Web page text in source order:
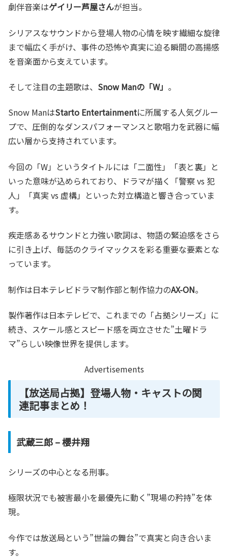
劇伴音楽はゲイリー芦屋さんが担当。
シリアスなサウンドから登場人物の心情を映す繊細な旋律
まで幅広く手がけ、事件の恐怖や真実に迫る瞬間の高揚感
を音楽面から支えています。
そして注目の主題歌は、 Snow Manの「W」 。
Snow ManはStarto Entertainmentに所属する人気グルー
プで、圧倒的なダンスパフォーマンスと歌唱力を武器に幅
広い層から支持されています。
今回の「W」というタイトルには「二面性」「表と裏」と
いった意味が込められており、ドラマが描く「警察 vs 犯
人」「真実 vs 虚構」といった対立構造と響き合っていま
す。
疾走感あるサウンドと力強い歌詞は、物語の緊迫感をさら
に引き上げ、毎話のクライマックスを彩る重要な要素とな
っています。
制作は日本テレビドラマ制作部と制作協力のAX-ON。
製作著作は日本テレビで、これまでの「占拠シリーズ」に
続き、スケール感とスピード感を両立させた”土曜ドラ
マ”らしい映像世界を提供します。
Advertisements
【放送局占拠】登場人物・キャストの関
連記事まとめ！
武蔵三郎 – 櫻井翔
シリーズの中心となる刑事。
極限状況でも被害最小を最優先に動く”現場の矜持”を体
現。
今作では放送局という”世論の舞台”で真実と向き合いま
す。